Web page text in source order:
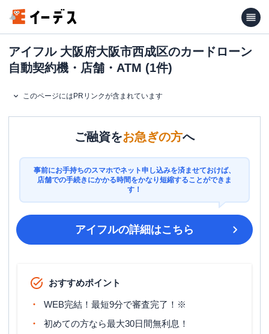
アイフル 大阪府大阪市西成区のカードローン
自動契約機・店舗・ATM (1件)
このページにはPRリンクが含まれています
ご融資をお急ぎの方へ
事前にお手持ちのスマホでネット申し込みを済ませておけば、
店舗での手続きにかかる時間をかなり短縮することができま
す！
アイフルの詳細はこちら
おすすめポイント
WEB完結！最短9分で審査完了！※
初めての方なら最大30日間無利息！